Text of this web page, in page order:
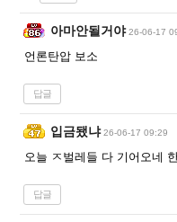
아마안될거야 26-06-17
언론탄압 보소
답글
입금됐냐 26-06-17 09:29
오늘 ㅈ벌레들 다 기어오네
답글